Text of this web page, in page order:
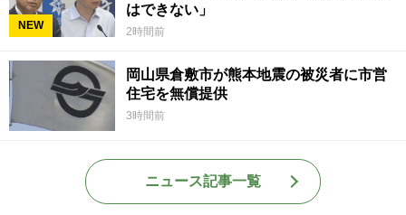
NEW
はできない」
2時間前
岡山県倉敷市が熊本地震の被災者に市営
住宅を無償提供
3時間前
ニュース記事一覧